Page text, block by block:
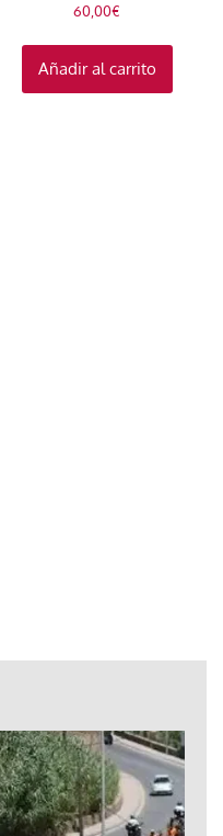
60,00€
Añadir al carrito